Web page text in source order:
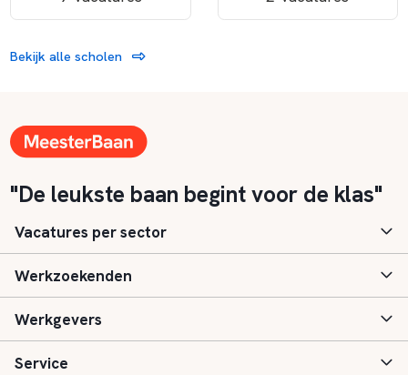
Bekijk alle scholen
"De leukste baan begint voor de klas"
Vacatures per sector
Basisonderwijs
Speciaal (basis) onderwijs
Voortgezet onderwijs
Werkzoekenden
Aanmelden
Vacatures
Werkgevers
Inloggen
Service